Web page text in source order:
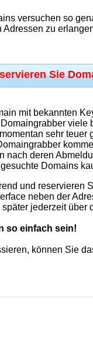
versuchen so
Adressen zu
Sie
mit bekannten
sehr
nach deren
Domains
und reservieren
neben der
jederzeit
so einfach sein!
können Sie